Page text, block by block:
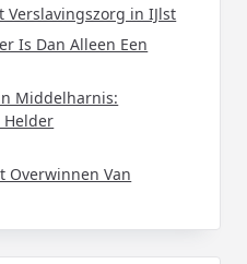
Verslavingszorg in IJlst
Is Dan Alleen Een
Middelharnis:
Helder
Overwinnen Van